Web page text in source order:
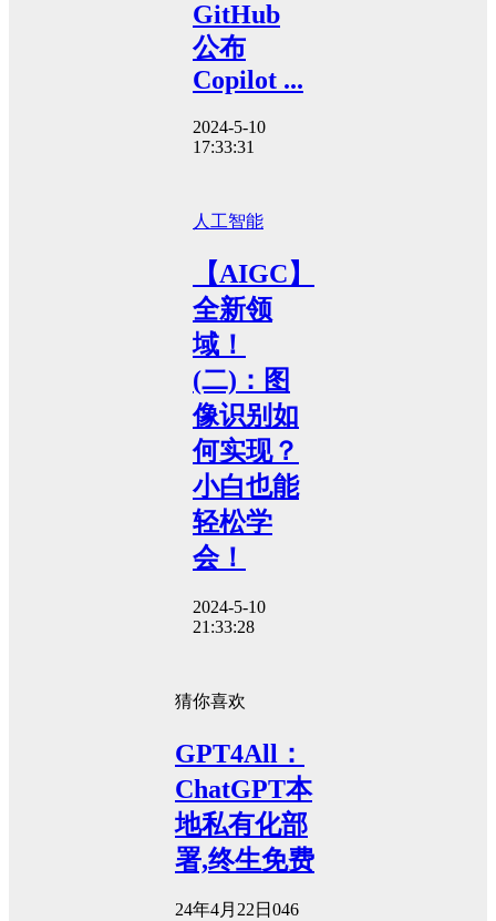
GitHub
公布
Copilot ...
2024-5-10
17:33:31
人工智能
【AIGC】
全新领
域！
(二)：图
像识别如
何实现？
小白也能
轻松学
会！
2024-5-10
21:33:28
猜你喜欢
GPT4All：
ChatGPT本
地私有化部
署,终生免费
24年4月22日 046